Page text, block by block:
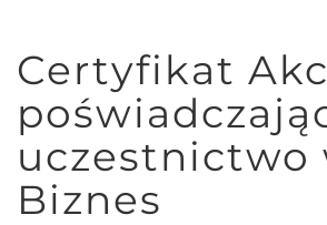
Certyfikat
uczestnictwo
Biznes